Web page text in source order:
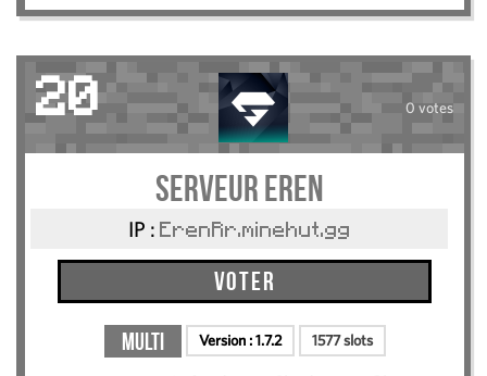
20 0 votes
Serveur Eren
IP : ErenRr.minehut.gg
Voter
Multi Version :1.7.2 1577 slots